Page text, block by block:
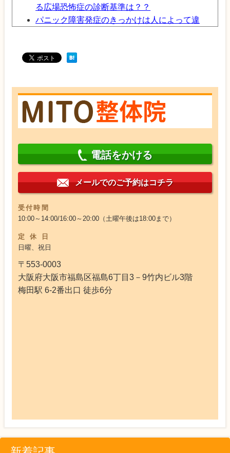
る広場恐怖症の診断基準は？？
パニック障害発症のきっかけは人によって違
パニック障害の３つの原因！！
電話をかける
メールでのご予約はコチラ
受付時間
10:00～14:00/16:00～20:00（土曜午後は18:00まで）
定休日
日曜、祝日
〒553-0003
大阪府大阪市福島区福島6丁目3－9竹内ビル3階
梅田駅 6-2番出口 徒歩6分